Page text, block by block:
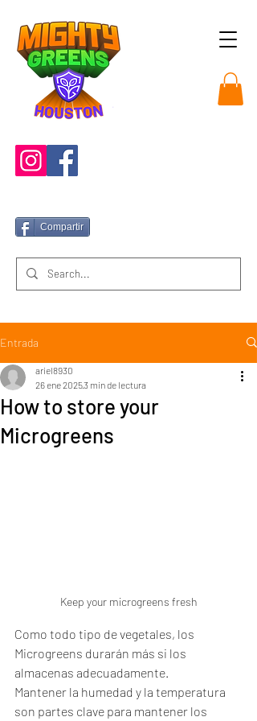
Compartir
Entrada
How to store your
Microgreens
ariel8930
26 ene 20253 min de lectura
Keep your microgreens fresh
Como todo tipo de vegetales, los
Microgreens durarán más si los
almacenas adecuadamente.
Mantener la humedad y la temperatura
son partes clave para mantener los